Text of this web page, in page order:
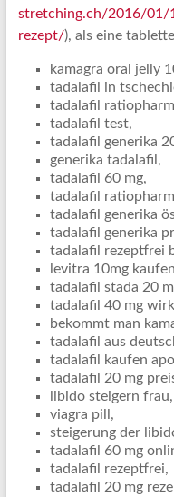
stretching.ch/2016/01/
rezept/), als eine
kamagra oral jelly
tadalafil in
tadalafil
tadalafil test,
tadalafil generika
generika tadalafil,
tadalafil 60 mg,
tadalafil
tadalafil generika
tadalafil generika
tadalafil rezeptfrei
levitra 10mg
tadalafil stada 20
tadalafil 40 mg
bekommt man
tadalafil aus
tadalafil kaufen
tadalafil 20 mg
libido steigern frau,
viagra pill,
steigerung der
tadalafil 60 mg
tadalafil rezeptfrei,
tadalafil 20 mg